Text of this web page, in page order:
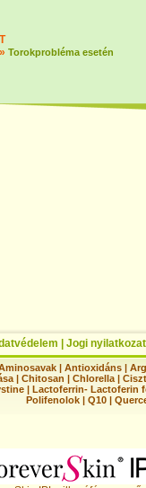
T
» Torokprobléma esetén
Jogi nyilatkozat
|Antioxidáns |
| Chitosan | Chlorella |
| Lactoferrin- Lactoferin
Polifenolok |Q10 |